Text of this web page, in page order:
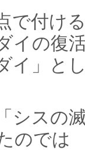
で付け
イの復
イ」と
シスの
のでは